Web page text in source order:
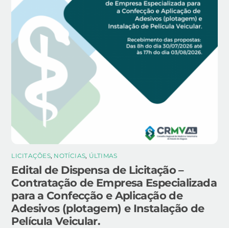
LICITAÇÕES, NOTÍCIAS, ÚLTIMAS
Edital de Dispensa de Licitação –
Contratação de Empresa Especializada
para a Confecção e Aplicação de
Adesivos (plotagem) e Instalação de
Película Veicular.